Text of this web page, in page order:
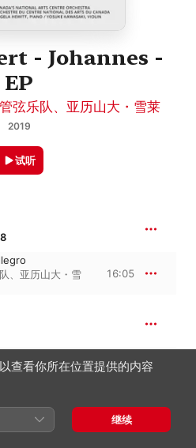
- Johannes -
EP
弦乐队 、 亚历山大・雪莱
2019
试听
、 亚历山大・雪
16:05
4:17
· 春天
查看你所在位置提供的内容
继续